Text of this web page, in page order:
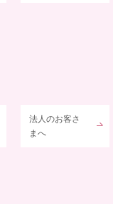
法人のお客さ
まへ